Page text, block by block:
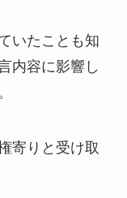
いたことも知
内容に影響し
寄りと受け取